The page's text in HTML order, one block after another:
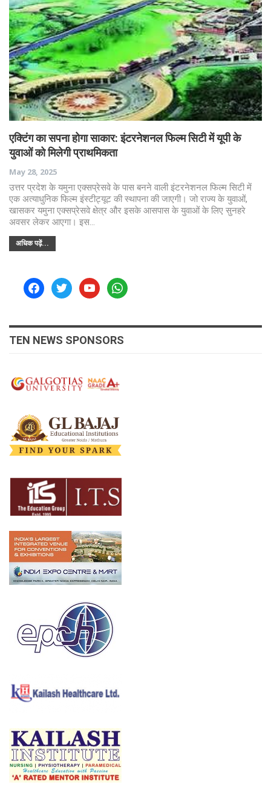
एक्टिंग का सपना होगा साकार: इंटरनेशनल फिल्म सिटी में यूपी के
युवाओं को मिलेगी प्राथमिकता
May 28, 2025
उत्तर प्रदेश के यमुना एक्सप्रेसवे के पास बनने वाली इंटरनेशनल फिल्म सिटी में
एक अत्याधुनिक फिल्म इंस्टीट्यूट की स्थापना की जाएगी। जो राज्य के युवाओं,
खासकर यमुना एक्सप्रेसवे क्षेत्र और इसके आसपास के युवाओं के लिए सुनहरे
अवसर लेकर आएगा। इस…
अधिक पढ़ें...
facebooktwitteryoutubewhatsapp
TEN NEWS SPONSORS